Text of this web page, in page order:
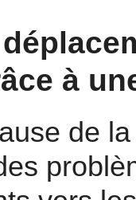
à
de